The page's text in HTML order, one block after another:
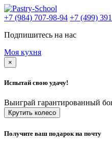
+7 (984) 707-98-94 +7 (499)
Подпишитесь на нас
Моя кухня
×
Испытай свою удачу!
Выиграй гарантированный
Крутить колесо
Получите ваш подарок на почту